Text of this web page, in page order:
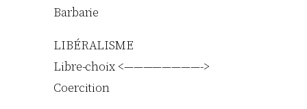
Barbarie
LIBÉRALISME
Libre-choix <————————->
Coercition